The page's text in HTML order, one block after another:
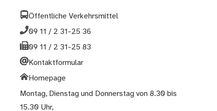
Öffentliche Verkehrsmittel
09 11 / 2 31-25 36
09 11 / 2 31-25 83
Kontaktformular
Homepage
Montag, Dienstag und Donnerstag von 8.30 bis
15.30 Uhr,